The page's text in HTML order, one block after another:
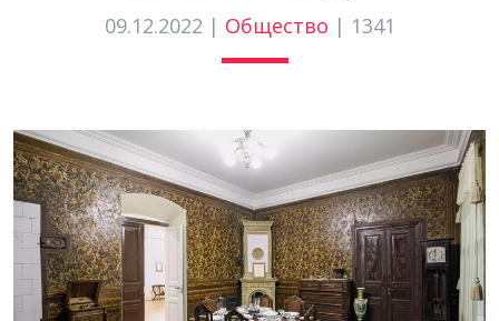
09.12.2022 | Общество | 1341